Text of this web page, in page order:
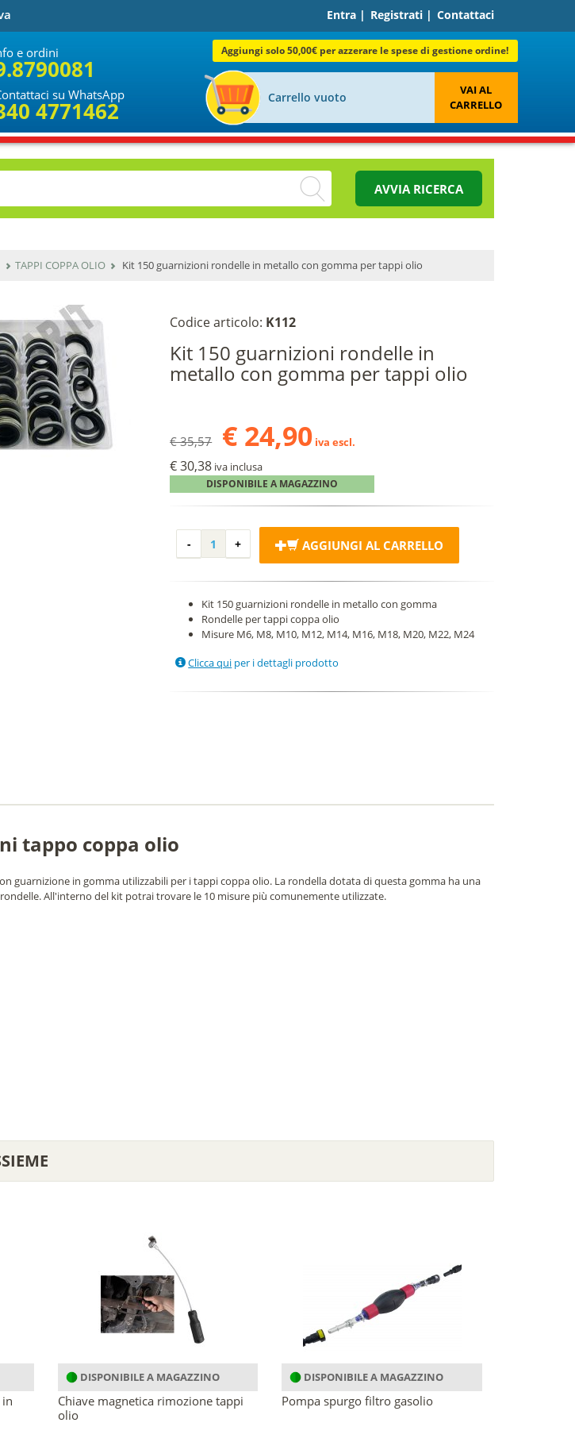
Entra| Registrati| Contattaci
e ordini
su WhatsApp
4771462
Aggiungi solo 50,00€ per azzerare le spese di gestione ordine!
Carrello vuoto
VAI AL
CARRELLO
AVVIA RICERCA
TAPPI COPPA OLIO Kit 150 guarnizioni rondelle in metallo con gomma per tappi olio
Codice articolo: K112
Kit 150 guarnizioni rondelle in
metallo con gomma per tappi olio
€ 35,57 € 24,90 iva escl.
€ 30,38 iva inclusa
DISPONIBILE A MAGAZZINO
AGGIUNGI AL CARRELLO
Kit 150 guarnizioni rondelle in metallo con gomma
Rondelle per tappi coppa olio
Misure M6, M8, M10, M12, M14, M16, M18, M20, M22, M24
Clicca qui per i dettagli prodotto
tappo coppa olio
guarnizione in gomma utilizzabili per i tappi coppa olio. La rondella dotata di questa gomma ha una
All'interno del kit potrai trovare le 10 misure più comunemente utilizzate.
DISPONIBILE A MAGAZZINO
Chiave magnetica rimozione tappi
olio
DISPONIBILE A MAGAZZINO
Pompa spurgo filtro gasolio